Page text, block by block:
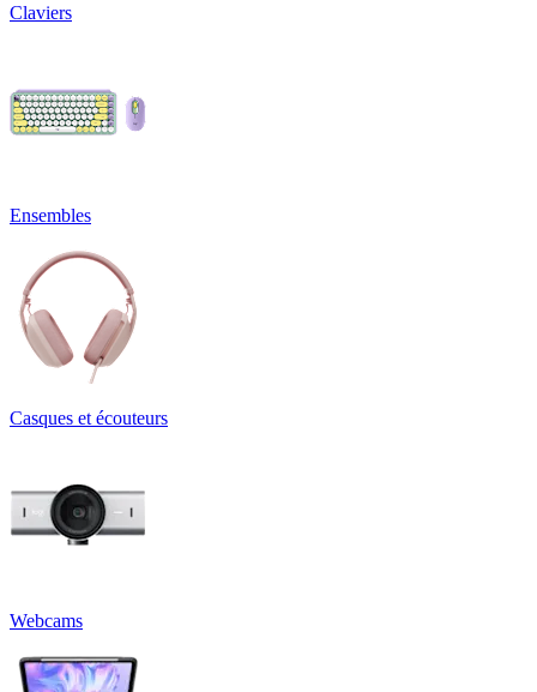
Claviers
Ensembles
Casques et écouteurs
Webcams